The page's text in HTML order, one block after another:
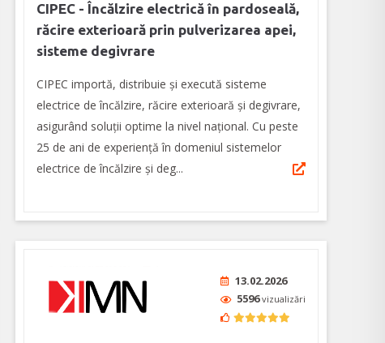
CIPEC - Încălzire electrică în pardoseală,
răcire exterioară prin pulverizarea apei,
sisteme degivrare
CIPEC importă, distribuie și execută sisteme
electrice de încălzire, răcire exterioară și degivrare,
asigurând soluții optime la nivel național. Cu peste
25 de ani de experiență în domeniul sistemelor
electrice de încălzire și deg...
13.02.2026
5596vizualizări